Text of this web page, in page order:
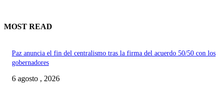
MOST READ
Paz anuncia el fin del centralismo tras la firma del acuerdo 50/50 con los
gobernadores
6 agosto , 2026